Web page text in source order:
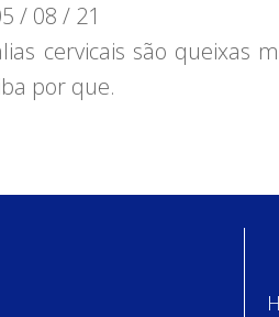
/ 08 / 21
cervicais são queixas
por que.